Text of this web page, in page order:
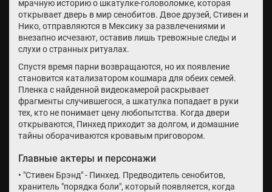
мрачную историю о шкатулке-головоломке, которая
открывает дверь в мир сенобитов. Двое друзей, Стивен и
Нико, отправляются в Мексику за развлечениями и
внезапно исчезают, оставив лишь тревожные следы и
слухи о странных ритуалах.
Спустя время парни возвращаются, но их появление
становится катализатором кошмара для обеих семей.
Пленка с найденной видеокамерой раскрывает
фрагменты случившегося, а шкатулка попадает в руки
тех, кто не понимает цену любопытства. Когда двери
открываются, Пинхед приходит за долгом, и домашние
тайны оборачиваются кровавым приговором.
Главные актеры и персонажи
• "Стивен Брэнд" - Пинхед. Предводитель сенобитов,
хранитель "порядка боли", который появляется, когда